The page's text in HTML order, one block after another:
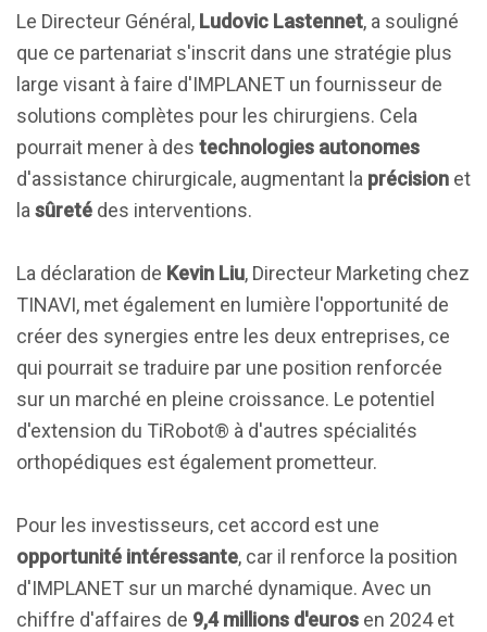
Le Directeur Général, Ludovic Lastennet, a souligné
que ce partenariat s'inscrit dans une stratégie plus
large visant à faire d'IMPLANET un fournisseur de
solutions complètes pour les chirurgiens. Cela
pourrait mener à des technologies autonomes
d'assistance chirurgicale, augmentant la précision et
la sûreté des interventions.
La déclaration de Kevin Liu, Directeur Marketing chez
TINAVI, met également en lumière l'opportunité de
créer des synergies entre les deux entreprises, ce
qui pourrait se traduire par une position renforcée
sur un marché en pleine croissance. Le potentiel
d'extension du TiRobot® à d'autres spécialités
orthopédiques est également prometteur.
Pour les investisseurs, cet accord est une
opportunité intéressante, car il renforce la position
d'IMPLANET sur un marché dynamique. Avec un
chiffre d'affaires de 9,4 millions d'euros en 2024 et